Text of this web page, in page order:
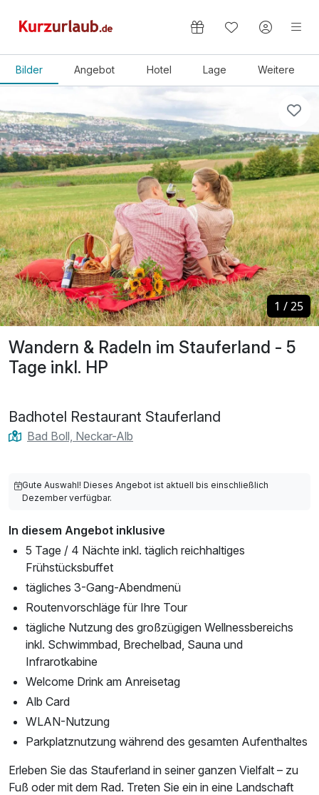
Wertgutscheine
Bilder Angebot Hotel Lage Weitere
Wandern & Radeln im Stauferland - 5
Tage inkl. HP
Badhotel Restaurant Stauferland
Bad Boll, Neckar-Alb
1 /25
1 /25
Gute Auswahl! Dieses Angebot ist aktuell bis einschließlich
Dezember verfügbar.
In diesem Angebot inklusive
5 Tage / 4 Nächte inkl. täglich reichhaltiges
Frühstücksbuffet
tägliches 3-Gang-Abendmenü
Routenvorschläge für Ihre Tour
tägliche Nutzung des großzügigen Wellnessbereichs
inkl. Schwimmbad, Brechelbad, Sauna und
Infrarotkabine
Welcome Drink am Anreisetag
Alb Card
WLAN-Nutzung
Parkplatznutzung während des gesamten Aufenthaltes
Erleben Sie das Stauferland in seiner ganzen Vielfalt – zu
Fuß oder mit dem Rad. Treten Sie ein in eine Landschaft